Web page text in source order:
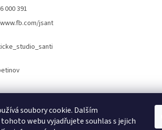
soubory cookie. Dalším
webu vyjadřujete souhlas s jejich
000 391
jsant